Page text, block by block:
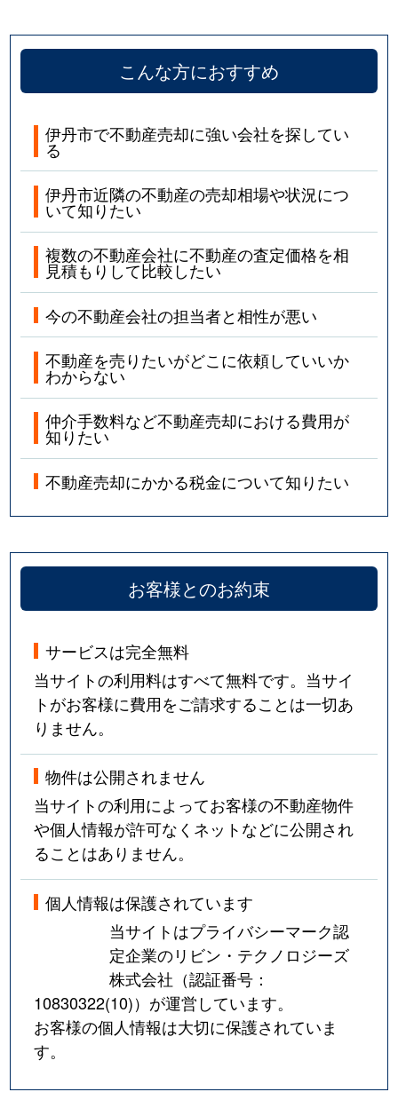
こんな方におすすめ
伊丹市で不動産売却に強い会社を探してい
る
伊丹市近隣の不動産の売却相場や状況につ
いて知りたい
複数の不動産会社に不動産の査定価格を相
見積もりして比較したい
今の不動産会社の担当者と相性が悪い
不動産を売りたいがどこに依頼していいか
わからない
仲介手数料など不動産売却における費用が
知りたい
不動産売却にかかる税金について知りたい
お客様とのお約束
サービスは完全無料
当サイトの利用料はすべて無料です。当サイ
トがお客様に費用をご請求することは一切あ
りません。
物件は公開されません
当サイトの利用によってお客様の不動産物件
や個人情報が許可なくネットなどに公開され
ることはありません。
個人情報は保護されています
当サイトはプライバシーマーク認
定企業のリビン・テクノロジーズ
株式会社（認証番号：
10830322(10)）が運営しています。
お客様の個人情報は大切に保護されていま
す。